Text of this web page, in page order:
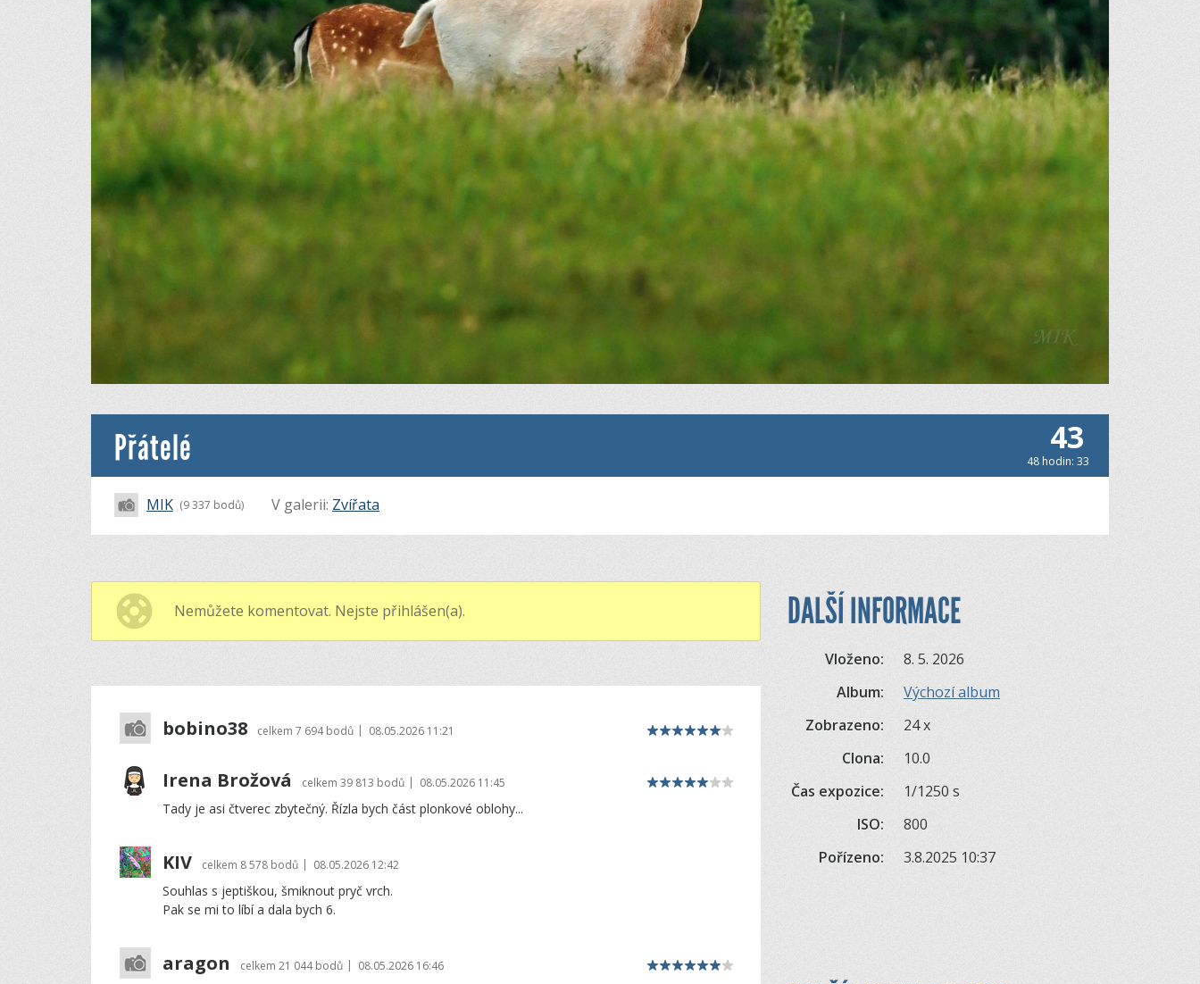
Přátelé 43
48 hodin: 33
MIK (9 337 bodů) V galerii: Zvířata
Nemůžete komentovat. Nejste přihlášen(a).
bobino38 celkem 7 694 bodů | 08.05.2026 11:21
Irena Brožová celkem 39 813 bodů | 08.05.2026 11:45
Tady je asi čtverec zbytečný. Řízla bych část plonkové oblohy...
KIV celkem 8 578 bodů | 08.05.2026 12:42
Souhlas s jeptiškou, šmiknout pryč vrch.
Pak se mi to líbí a dala bych 6.
aragon celkem 21 044 bodů | 08.05.2026 16:46
DALŠÍ INFORMACE
Vloženo:
8. 5. 2026
Album:
Výchozí album
Zobrazeno:
24 x
Clona:
10.0
Čas expozice:
1/1250 s
ISO:
800
Pořízeno:
3.8.2025 10:37